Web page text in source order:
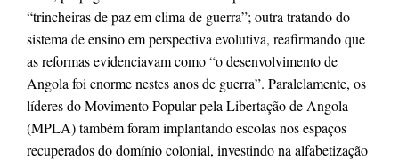
“trincheiras de paz em clima de guerra”; outra tratando do
sistema de ensino em perspectiva evolutiva, reafirmando que
as reformas evidenciavam como “o desenvolvimento de
Angola foi enorme nestes anos de guerra”. Paralelamente, os
líderes do Movimento Popular pela Libertação de Angola
(MPLA) também foram implantando escolas nos espaços
recuperados do domínio colonial, investindo na alfabetização